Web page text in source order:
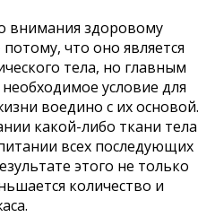
внимания здоровому
что оно является
тела, но главным
условие для
воедино с их основой.
какой-либо ткани тела
всех последующих
этого не только
количество и